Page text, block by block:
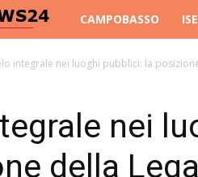
Molise
News
CAMPOBASSO
integrale nei luoghi pubblici: la
nei
della